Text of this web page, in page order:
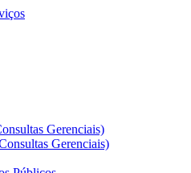
Gerenciais)
Gerenciais)